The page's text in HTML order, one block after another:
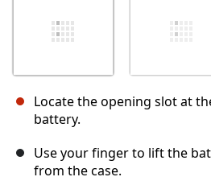
Locate the opening slot at
battery.
Use your finger to lift the
from the case.